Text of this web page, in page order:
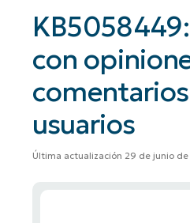
con
usuarios
Última actualización 29 de junio de